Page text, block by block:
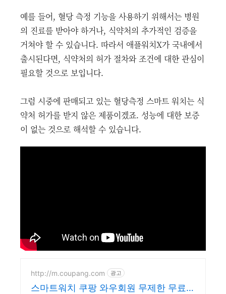
예를 들어, 혈당 측정 기능을 사용하기 위해서는 병원
의 진료를 받아야 하거나, 식약처의 추가적인 검증을
거쳐야 할 수 있습니다. 따라서 애플워치X가 국내에서
출시된다면, 식약처의 허가 절차와 조건에 대한 관심이
필요할 것으로 보입니다.
그럼 시중에 판매되고 있는 혈당측정 스마트 워치는 식
약처 허가를 받지 않은 제품이겠죠. 성능에 대한 보증
이 없는 것으로 해석할 수 있습니다.
http://m.coupang.com 광고
스마트워치 쿠팡 와우회원 무제한 무료배